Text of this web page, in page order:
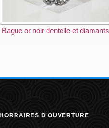
Bague or noir dentelle et diamants
HORRAIRES D’OUVERTURE